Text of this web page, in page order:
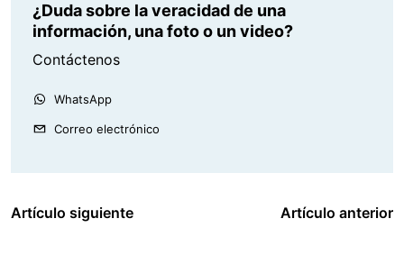
¿Duda sobre la veracidad de una
información, una foto o un video?
Contáctenos
WhatsApp
Correo electrónico
Artículo siguiente Artículo anterior